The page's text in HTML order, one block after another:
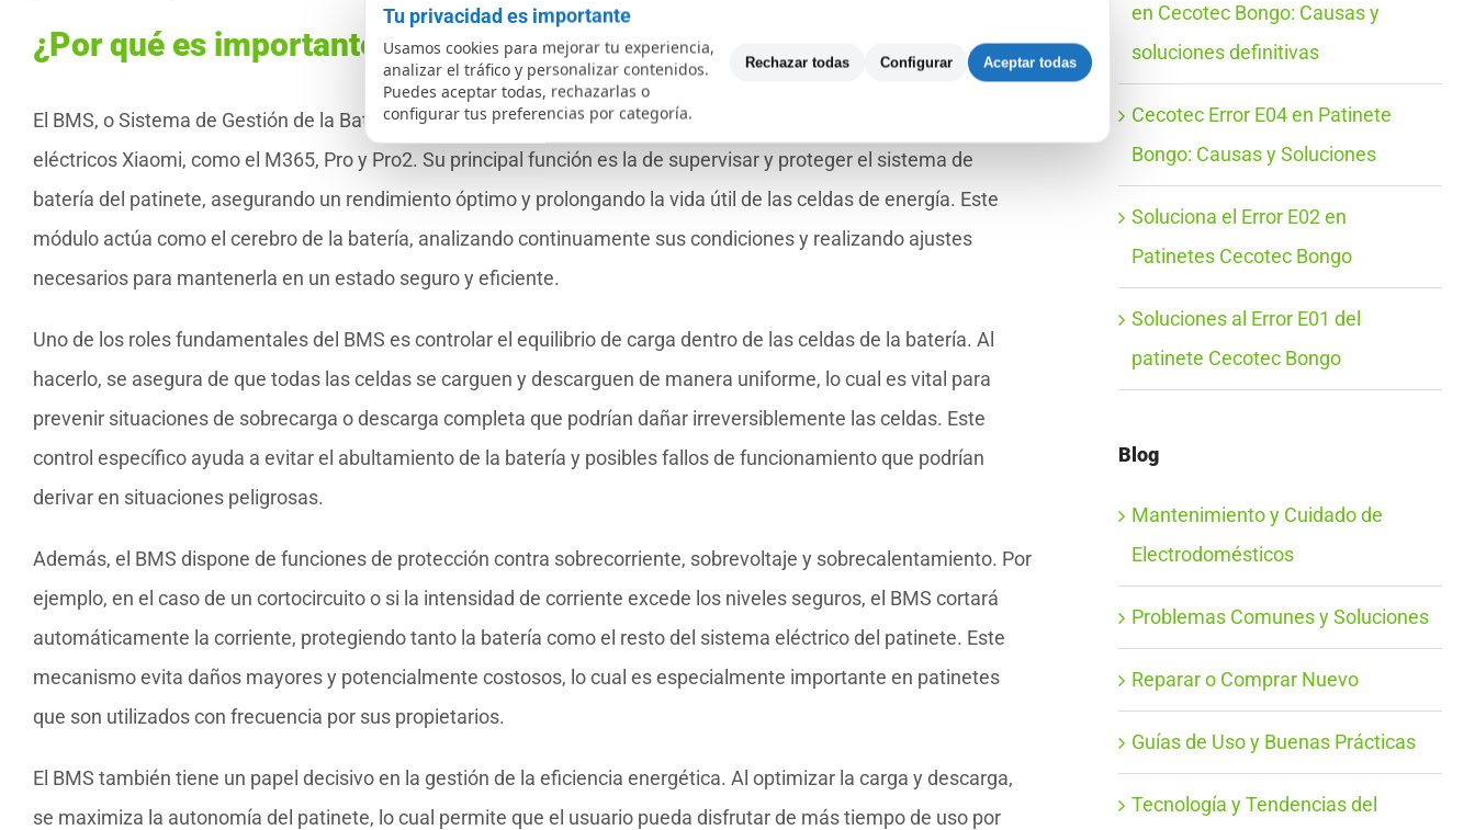
¿Por qué es importante el BMS en tu patinete Xiaomi?
El BMS, o Sistema de Gestión de la Batería, es un componente crucial en el funcionamiento de los patinetes
eléctricos Xiaomi, como el M365, Pro y Pro2. Su principal función es la de supervisar y proteger el sistema de
batería del patinete, asegurando un rendimiento óptimo y prolongando la vida útil de las celdas de energía. Este
módulo actúa como el cerebro de la batería, analizando continuamente sus condiciones y realizando ajustes
necesarios para mantenerla en un estado seguro y eficiente.
Uno de los roles fundamentales del BMS es controlar el equilibrio de carga dentro de las celdas de la batería. Al
hacerlo, se asegura de que todas las celdas se carguen y descarguen de manera uniforme, lo cual es vital para
prevenir situaciones de sobrecarga o descarga completa que podrían dañar irreversiblemente las celdas. Este
control específico ayuda a evitar el abultamiento de la batería y posibles fallos de funcionamiento que podrían
derivar en situaciones peligrosas.
Además, el BMS dispone de funciones de protección contra sobrecorriente, sobrevoltaje y sobrecalentamiento. Por
ejemplo, en el caso de un cortocircuito o si la intensidad de corriente excede los niveles seguros, el BMS cortará
automáticamente la corriente, protegiendo tanto la batería como el resto del sistema eléctrico del patinete. Este
mecanismo evita daños mayores y potencialmente costosos, lo cual es especialmente importante en patinetes
que son utilizados con frecuencia por sus propietarios.
El BMS también tiene un papel decisivo en la gestión de la eficiencia energética. Al optimizar la carga y descarga,
se maximiza la autonomía del patinete, lo cual permite que el usuario pueda disfrutar de más tiempo de uso por
en Cecotec Bongo: Causas y
soluciones definitivas
Cecotec Error E04 en Patinete
Bongo: Causas y Soluciones
Soluciona el Error E02 en
Patinetes Cecotec Bongo
Soluciones al Error E01 del
patinete Cecotec Bongo
Blog
Mantenimiento y Cuidado de
Electrodomésticos
Problemas Comunes y Soluciones
Reparar o Comprar Nuevo
Guías de Uso y Buenas Prácticas
Tecnología y Tendencias del
Tu privacidad es importante
Usamos cookies para mejorar tu experiencia,
analizar el tráfico y personalizar contenidos.
Puedes aceptar todas, rechazarlas o
configurar tus preferencias por categoría.
Rechazar todas Configurar Aceptar todas